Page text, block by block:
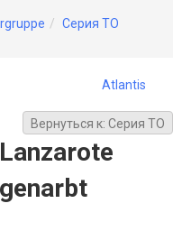
Серия TO
Atlantis
Вернуться к: Серия TO
Lanzarote
genarbt